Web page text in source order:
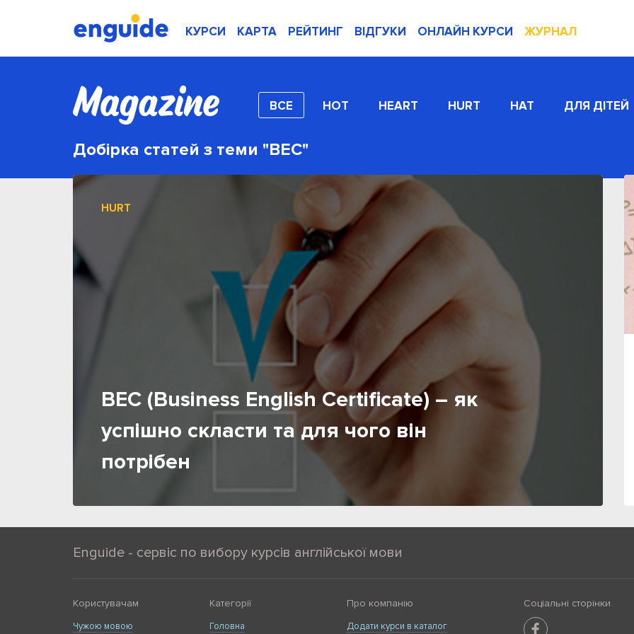
КУРСИ КАРТА РЕЙТИНГ ВІДГУКИ ОНЛАЙН КУРСИ ЖУРНАЛ
ВСЕ HOT HEART HURT HAT ДЛЯ ДІТЕЙ
Добірка статей з теми "BEC"
HURT
BEC (Business English Certificate) – як
успішно скласти та для чого він
потрібен
Enguide - сервіс по вибору курсів англійської мови
Користувачам
Чужою мовою
Категорії
Головна
Про компанію
Додати курси в каталог
Соціальні сторінки